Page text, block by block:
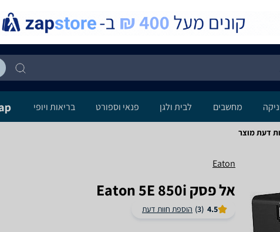
מחשבים לבית ולגן פנאי וספורט בריאות ויופי
Eaton
‏אל פסק Eaton 5E 850i
4.5
(3) הוספת חוות דעת